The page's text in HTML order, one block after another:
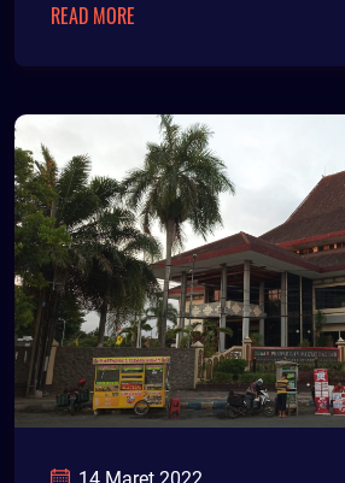
READ MORE